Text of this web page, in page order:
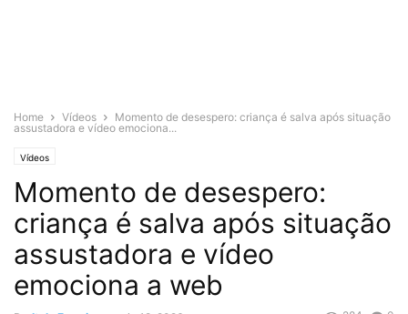
Home Vídeos
Momento de desespero: criança é salva após situação
assustadora e vídeo emociona...
Vídeos
Momento de desespero:
criança é salva após situação
assustadora e vídeo
emociona a web